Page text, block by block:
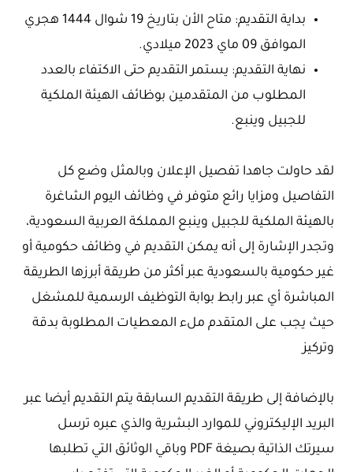
بداية التقديم: متاح الأن بتاريخ 19 شوال 1444 هجري
الموافق 09 ماي 2023 ميلادي.
نهاية التقديم: يستمر التقديم حتى الاكتفاء بالعدد
المطلوب من المتقدمين بوظائف الهيئة الملكية
للجبيل وينبع.
لقد حاولت جاهدا تفصيل الإعلان وبالمثل وضع كل
التفاصيل ومزايا رائع متوفر في وظائف اليوم الشاغرة
بالهيئة الملكية للجبيل وينبع المملكة العربية السعودية،
وتجدر الإشارة إلى أنه يمكن التقديم في وظائف حكومية أو
غير حكومية بالسعودية عبر أكثر من طريقة أبرزها الطريقة
المباشرة أي عبر رابط بوابة التوظيف الرسمية للمشغل
حيث يجب على المتقدم ملء المعطيات المطلوبة بدقة
وتركيز
بالإضافة إلى طريقة التقديم السابقة يتم التقديم أيضا عبر
البريد الإليكتروني للموارد البشرية والذي عبره ترسل
سيرتك الذاتية بصيغة PDF وباقي الوثائق التي تطلبها